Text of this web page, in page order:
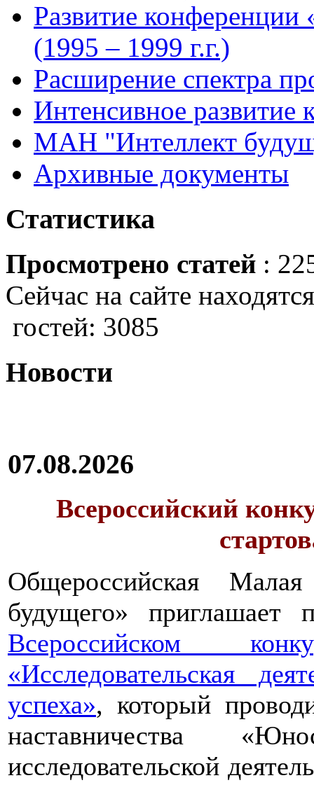
Развитие конференции
(1995 – 1999 г.г.)
Расширение спектра
Интенсивное
МАН "Интеллект
Архивные документы
Статистика
Просмотрено статей :
Сейчас на сайте
гостей: 3085
Новости
07.08.2026
Всероссийский
Общероссийская
будущего» приглашает
Всероссийском
«Исследовательская
успеха», который
наставничества
исследовательской